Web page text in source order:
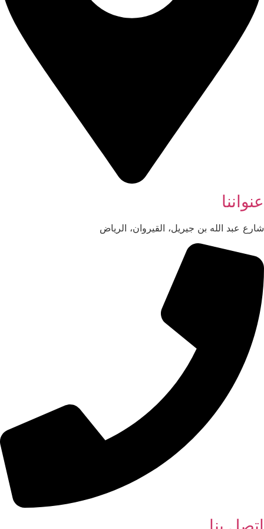
عنواننا
شارع عبد الله بن جيريل، القيروان، الرياض